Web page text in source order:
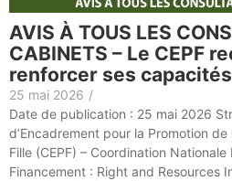
AVIS À TOUS LES
CABINETS – Le CEPF
renforcer ses
25 mai 2026 /
Date de publication : 25 mai 2026
d’Encadrement pour la Promotion
Fille (CEPF) – Coordination Nationale
Financement : Right and Resources